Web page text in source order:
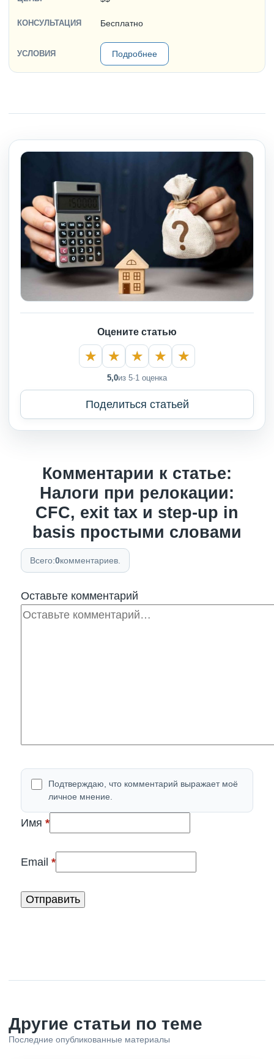
Бесплатно
Подробнее
Оцените статью
5,0из 5·1 оценка
Поделиться статьей
Комментарии к статье:
Налоги при релокации:
CFC, exit tax и step-up in
basis простыми словами
Всего:0комментариев.
Оставьте комментарий
Комментарий
Подтверждаю, что комментарий выражает моё
личное мнение.
Имя *(обязательно)
Email *(обязательно)
Другие статьи по теме
Последние опубликованные материалы